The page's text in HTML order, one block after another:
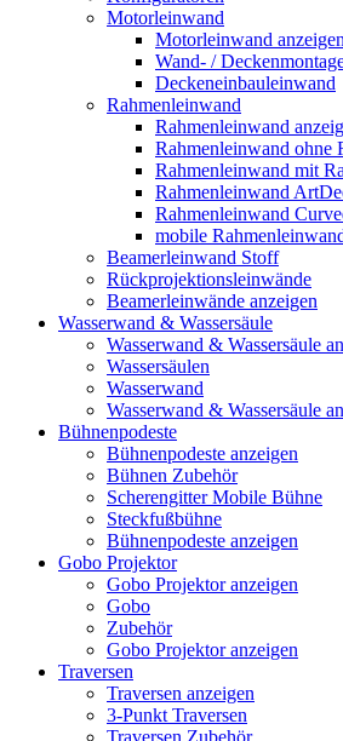
Motorleinwand
Motorleinwand anzeigen
Wand- /
Deckeneinbauleinwand
Rahmenleinwand
Rahmenleinwand
Rahmenleinwand ohne
Rahmenleinwand mit
Rahmenleinwand
Rahmenleinwand
mobile
Beamerleinwand Stoff
Rückprojektionsleinwände
Beamerleinwände anzeigen
Wasserwand & Wassersäule
Wasserwand & Wassersäule
Wassersäulen
Wasserwand
Wasserwand & Wassersäule
Bühnenpodeste
Bühnenpodeste anzeigen
Bühnen Zubehör
Scherengitter Mobile Bühne
Steckfußbühne
Bühnenpodeste anzeigen
Gobo Projektor
Gobo Projektor anzeigen
Gobo
Zubehör
Gobo Projektor anzeigen
Traversen
Traversen anzeigen
3-Punkt Traversen
Traversen Zubehör